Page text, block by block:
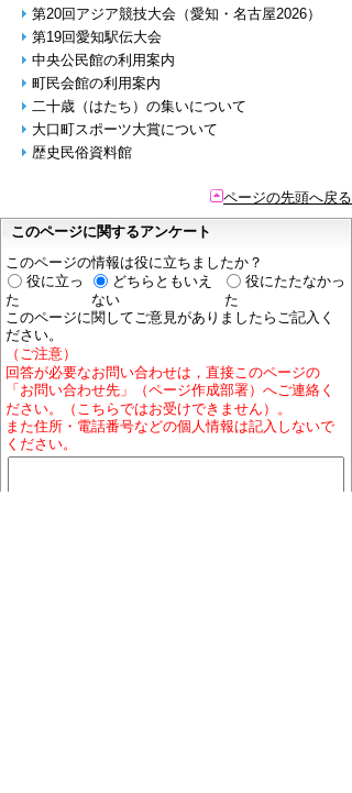
第20回アジア競技大会（愛知・名古屋2026）
第19回愛知駅伝大会
中央公民館の利用案内
町民会館の利用案内
二十歳（はたち）の集いについて
大口町スポーツ大賞について
歴史民俗資料館
ページの先頭へ戻る
このページに関するアンケート
このページの情報は役に立ちましたか？
役に立っ
た
どちらともいえ
ない
役にたたなかっ
た
このページに関してご意見がありましたらご記入く
ださい。
（ご注意）
回答が必要なお問い合わせは，直接このページの
「お問い合わせ先」（ページ作成部署）へご連絡く
ださい。（こちらではお受けできません）。
また住所・電話番号などの個人情報は記入しないで
ください。